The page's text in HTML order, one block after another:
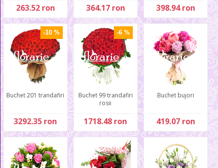
263.52 ron 364.17 ron 398.94 ron
-10 %
Buchet 201 trandafiri
3292.35 ron
-6 %
Buchet 99 trandafiri
rosii
1718.48 ron
Buchet bujori
419.07 ron